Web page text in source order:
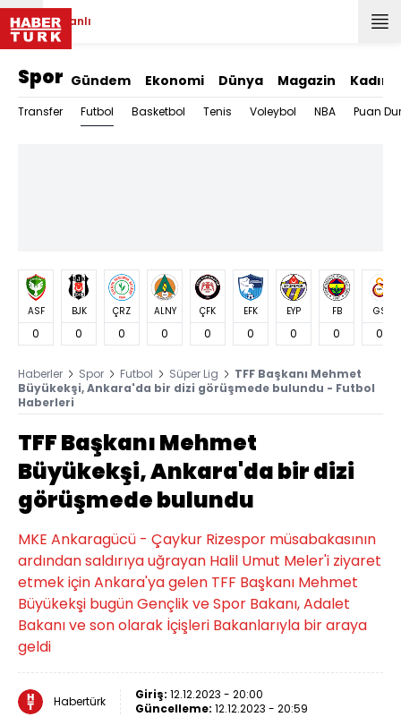
Canlı
Spor Gündem Ekonomi Dünya Magazin Kadın
Transfer Futbol Basketbol Tenis Voleybol NBA Puan
ASF
0
BJK
0
ÇRZ
0
ALNY
0
ÇFK
0
EFK
0
EYP
0
FB
0
GS
0
Haberler Spor Futbol Süper Lig
TFF Başkanı Mehmet
Büyükekşi, Ankara'da bir dizi görüşmede bulundu - Futbol
Haberleri
TFF Başkanı Mehmet
Büyükekşi, Ankara'da bir dizi
görüşmede bulundu
MKE Ankaragücü - Çaykur Rizespor müsabakasının
ardından saldırıya uğrayan Halil Umut Meler'i ziyaret
etmek için Ankara'ya gelen TFF Başkanı Mehmet
Büyükekşi bugün Gençlik ve Spor Bakanı, Adalet
Bakanı ve son olarak İçişleri Bakanlarıyla bir araya
geldi
Habertürk Giriş: 12.12.2023 - 20:00
Güncelleme: 12.12.2023 - 20:59